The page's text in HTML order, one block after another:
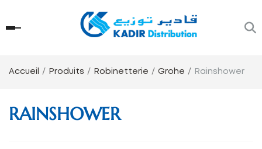
Accueil Produits Robinetterie Grohe Rainshower
RAINSHOWER